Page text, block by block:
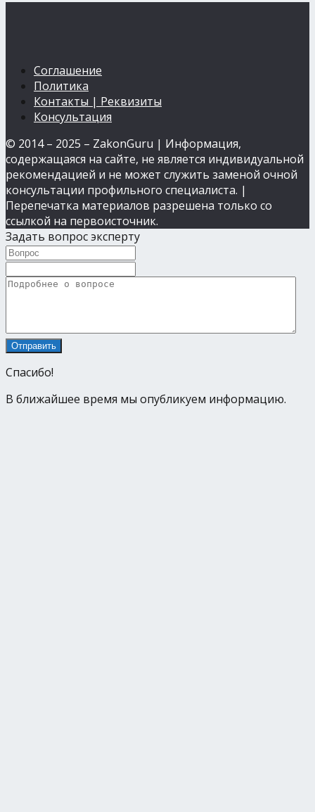
Соглашение
Политика
Контакты | Реквизиты
Консультация
© 2014 – 2025 – ZakonGuru | Информация,
содержащаяся на сайте, не является индивидуальной
рекомендацией и не может служить заменой очной
консультации профильного специалиста. |
Перепечатка материалов разрешена только со
ссылкой на первоисточник.
Задать вопрос эксперту
Спасибо!
В ближайшее время мы опубликуем информацию.